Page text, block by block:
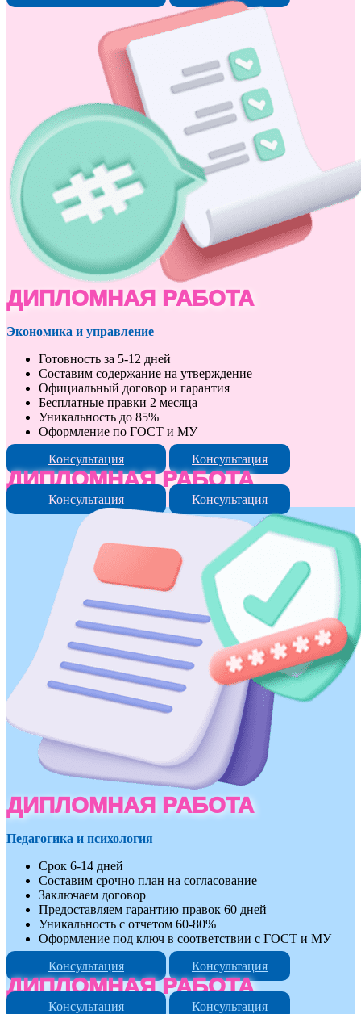
ДИПЛОМНАЯ РАБОТА
Экономика и управление
Готовность за 5-12 дней
Составим содержание на утверждение
Официальный договор и гарантия
Бесплатные правки 2 месяца
Уникальность до 85%
Оформление по ГОСТ и МУ
Консультация
Консультация
ДИПЛОМНАЯ РАБОТА
Консультация Консультация
ДИПЛОМНАЯ РАБОТА
Педагогика и психология
Срок 6-14 дней
Составим срочно план на согласование
Заключаем договор
Предоставляем гарантию правок 60 дней
Уникальность с отчетом 60-80%
Оформление под ключ в соответствии с ГОСТ и МУ
Консультация
Консультация
ДИПЛОМНАЯ РАБОТА
Консультация Консультация